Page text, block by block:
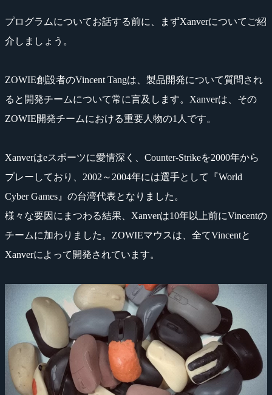
プログラムについてお話する前に、まずXanverについてご紹
介しましょう。
ZOWIE創設者のVincent Tangは、製品開発について質問され
ると開発チームについて常に言及します。Xanverは、その
ZOWIE開発チームにおける重要人物の1人です。
Xanverはeスポーツに愛情深く、Counter-Strikeを2000年から
プレーしており、2002～2004年には選手として『World
Cyber Games』の台湾代表となりました。
様々な要因にまつわる結果、Xanverは10年以上前にVincentの
チームに加わりました。ZOWIEマウスは、全てVincentと
Xanverによって開発されています。